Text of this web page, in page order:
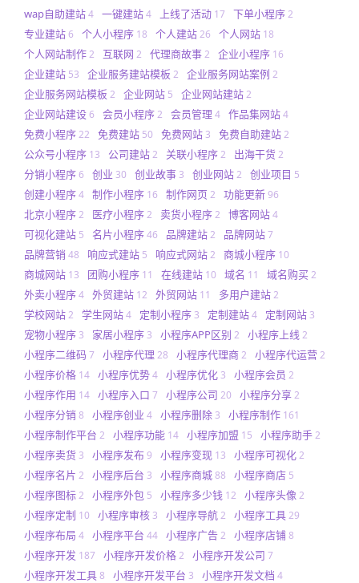
wap自助建站4 一键建站4 上线了活动 17 下单小程序2
专业建站6 个人小程序 18 个人建站26 个人网站 18
个人网站制作2 互联网 2 代理商故事2 企业小程序 16
企业建站 53 企业服务建站模板 2 企业服务网站案例 2
企业服务网站模板 2 企业网站 5 企业网站建站2
企业网站建设6 会员小程序2 会员管理 4 作品集网站4
免费小程序22 免费建站 50 免费网站 3 免费自助建站2
公众号小程序 13 公司建站2 关联小程序2 出海干货2
分销小程序6 创业 30 创业故事 3 创业网站2 创业项目 5
创建小程序4 制作小程序 16 制作网页 2 功能更新96
北京小程序2 医疗小程序2 卖货小程序2 博客网站4
可视化建站 5 名片小程序46 品牌建站2 品牌网站7
品牌营销 48 响应式建站 5 响应式网站2 商城小程序 10
商城网站 13 团购小程序 11 在线建站 10 域名 11 域名购买2
外卖小程序4 外贸建站 12 外贸网站 11 多用户建站2
学校网站2 学生网站4 定制小程序 3 定制建站4 定制网站 3
宠物小程序 3 家居小程序 3 小程序APP区别 2 小程序上线 2
小程序二维码7 小程序代理 28 小程序代理商2 小程序代运营2
小程序价格 14 小程序优势4 小程序优化 3 小程序会员 2
小程序作用 14 小程序入口 7 小程序公司 20 小程序分享2
小程序分销 8 小程序创业 4 小程序删除 3 小程序制作 161
小程序制作平台 2 小程序功能 14 小程序加盟 15 小程序助手2
小程序卖货 3 小程序发布9 小程序变现 13 小程序可视化2
小程序名片 2 小程序后台 3 小程序商城88 小程序商店 5
小程序图标2 小程序外包 5 小程序多少钱 12 小程序头像 2
小程序定制 10 小程序审核 3 小程序导航2 小程序工具29
小程序布局 4 小程序平台 44 小程序广告2 小程序店铺8
小程序开发 187 小程序开发价格2 小程序开发公司 7
小程序开发工具8 小程序开发平台 3 小程序开发文档 4